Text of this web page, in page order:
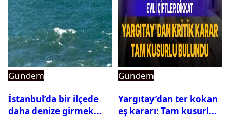
Gündem
İstanbul’da bir ilçede
daha denize girmek
Gündem
Yargıtay’dan ter kokan
eş kararı: Tam kusurlu